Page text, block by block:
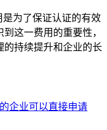
为了保证认证的有效
这一费用的重要性，
的持续提升和企业的长
企业可以直接申请